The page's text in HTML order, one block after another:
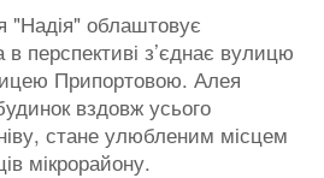
"Надія" облаштовує
перспективі з’єднає вулицю
Припортовою. Алея
вздовж усього
стане улюбленим місцем
мікрорайону.